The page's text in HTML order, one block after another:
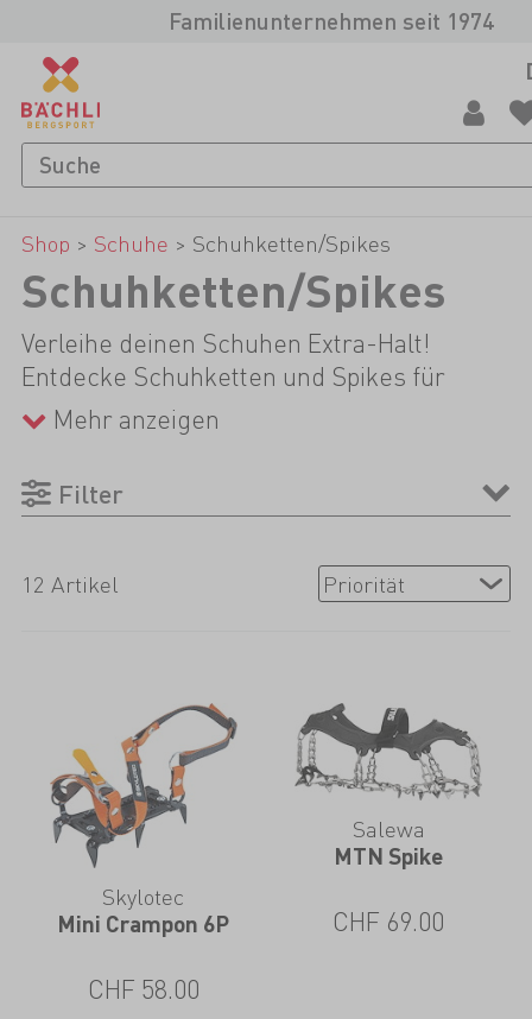
Familienunternehmen seit 1974
Shop > Schuhe > Schuhketten/Spikes
Schuhketten/Spikes
Verleihe deinen Schuhen Extra-Halt!
Entdecke Schuhketten und Spikes für
mehr Sicherheit auf rutschigem
Untergrund. Ideale Begleiter für
winterliche Wanderungen.
Mehr anzeigen
Filter
12 Artikel
Skylotec
Mini Crampon 6P
CHF 58.00
Salewa
MTN Spike
CHF 69.00